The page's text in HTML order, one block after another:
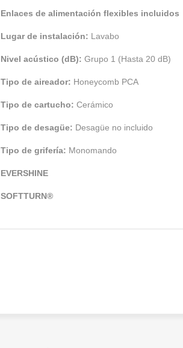
Enlaces de alimentación flexibles incluidos
Lugar de instalación: Lavabo
Nivel acústico (dB): Grupo 1 (Hasta 20 dB)
Tipo de aireador: Honeycomb PCA
Tipo de cartucho: Cerámico
Tipo de desagüe: Desagüe no incluido
Tipo de grifería: Monomando
EVERSHINE
SOFTTURN®